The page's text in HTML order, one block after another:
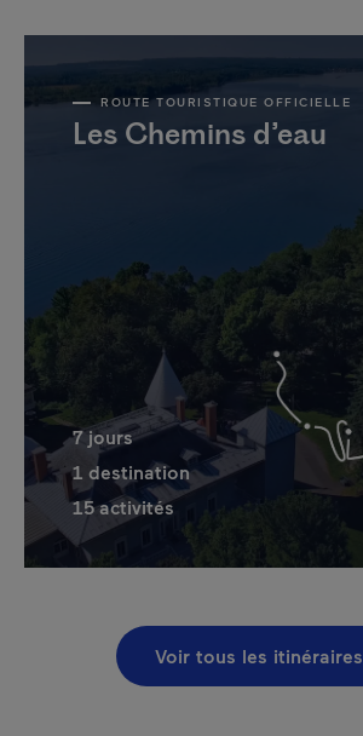
ROUTE TOURISTIQUE OFFICIELLE
Les Chemins d’eau
jours
7
destination
1
activités
15
Voir tous les itinéraires